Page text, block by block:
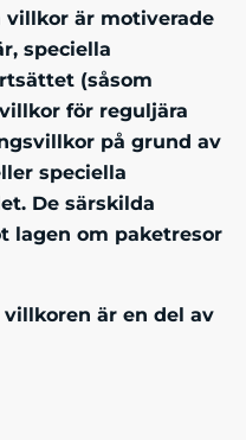
är motiverade
speciella
(såsom
för reguljära
på grund av
speciella
De särskilda
lagen om paketresor
är en del av